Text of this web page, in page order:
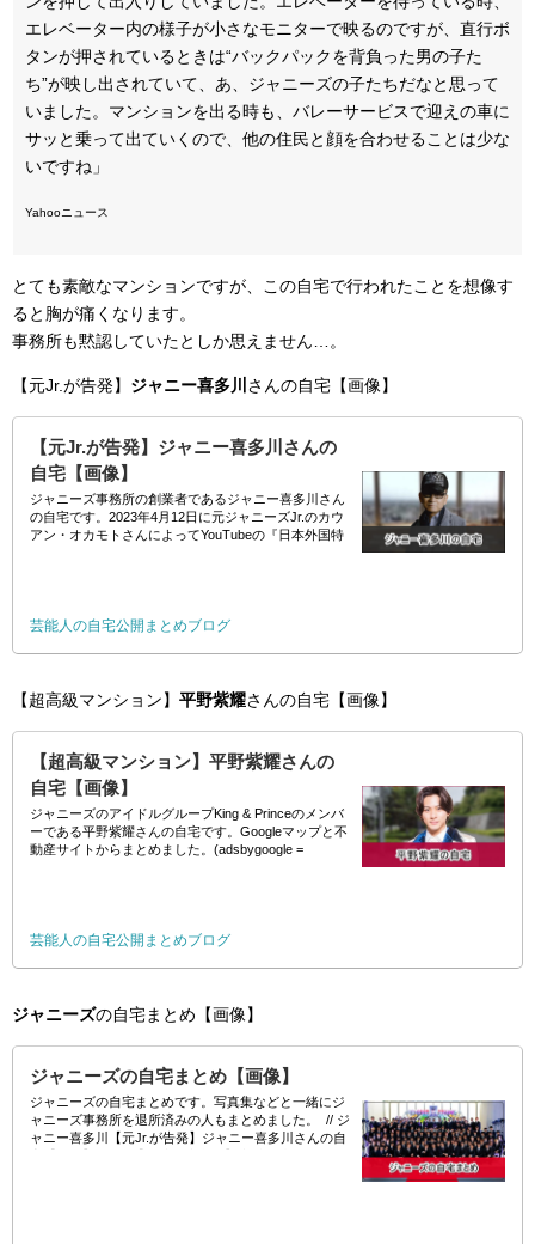
エレベーター内の様子が小さなモニターで映るのですが、直行ボ
タンが押されているときは“バックパックを背負った男の子た
ち”が映し出されていて、あ、ジャニーズの子たちだなと思って
いました。マンションを出る時も、バレーサービスで迎えの車に
サッと乗って出ていくので、他の住民と顔を合わせることは少な
いですね」
Yahooニュース
とても素敵なマンションですが、この自宅で行われたことを想像す
ると胸が痛くなります。
事務所も黙認していたとしか思えません…。
【元Jr.が告発】 ジャニー喜多川 さんの自宅【画像】
【元Jr.が告発】ジャニー喜多川さんの
自宅【画像】
ジャニーズ事務所の創業者であるジャニー喜多川さん
の自宅です。2023年4月12日に元ジャニーズJr.のカウ
アン・オカモトさんによってYouTubeの『日本外国特
芸能人の自宅公開まとめブログ
【超高級マンション】 平野紫耀さんの自宅【画像】
【超高級マンション】平野紫耀さんの
自宅【画像】
ジャニーズのアイドルグループKing & Princeのメンバ
ーである平野紫耀さんの自宅です。Googleマップと不
動産サイトからまとめました。(adsbygoogle =
芸能人の自宅公開まとめブログ
ジャニーズの自宅まとめ【画像】
ジャニーズの自宅まとめ【画像】
ジャニーズの自宅まとめです。写真集などと一緒にジ
ャニーズ事務所を退所済みの人もまとめました。 // ジ
ャニー喜多川【元Jr.が告発】ジャニー喜多川さんの自